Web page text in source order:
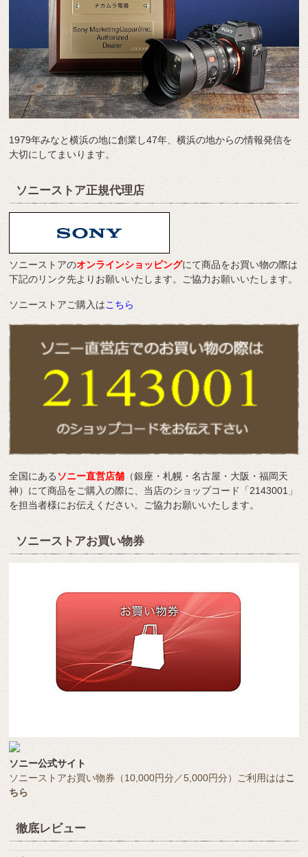
1979年みなと横浜の地に創業し47年、横浜の地からの情報発信を
大切にしてまいります。
ソニーストア正規代理店
ソニーストアのオンラインショッピングにて商品をお買い物の際は
下記のリンク先よりお願いいたします。ご協力お願いいたします。
ソニーストアご購入はこちら
全国にある ソニー直営店舗 （銀座・札幌・名古屋・大阪・福岡天
神）にて商品をご購入の際に、当店のショップコード「2143001」
を担当者様にお伝えください。ご協力お願いいたします。
ソニーストアお買い物券
ソニー公式サイト
ソニーストアお買い物券（10,000円分／5,000円分）ご利用ははこ
ちら
徹底レビュー